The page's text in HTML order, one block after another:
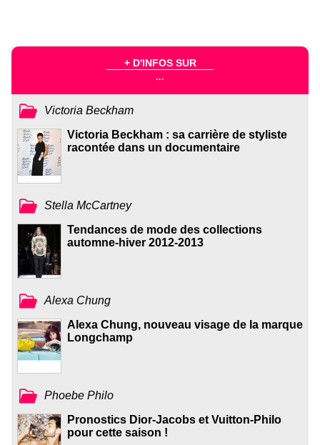
+ D'INFOS SUR
...
Victoria Beckham
Victoria Beckham : sa carrière de styliste
racontée dans un documentaire
Stella McCartney
Tendances de mode des collections
automne-hiver 2012-2013
Alexa Chung
Alexa Chung, nouveau visage de la marque
Longchamp
Phoebe Philo
Pronostics Dior-Jacobs et Vuitton-Philo
pour cette saison !